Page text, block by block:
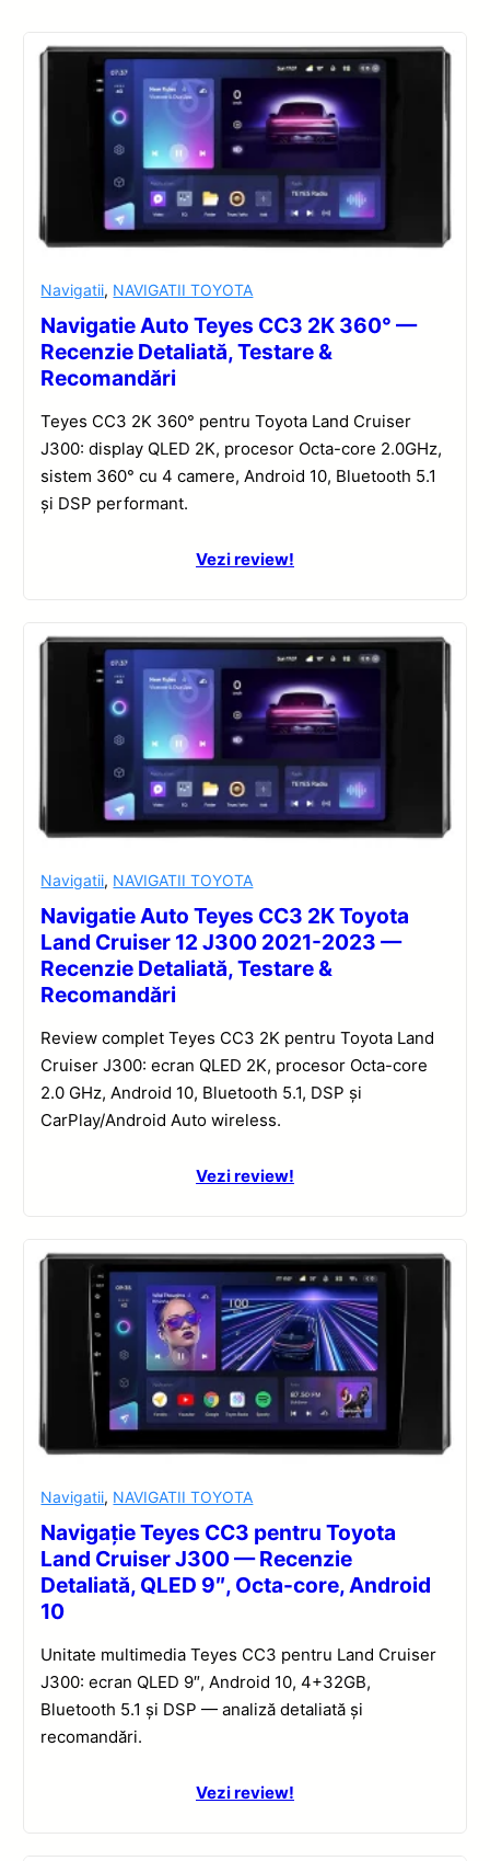
Navigatii, NAVIGATII TOYOTA
Navigatie Auto Teyes CC3 2K 360° —
Recenzie Detaliată, Testare &
Recomandări
Teyes CC3 2K 360° pentru Toyota Land Cruiser
J300: display QLED 2K, procesor Octa-core 2.0GHz,
sistem 360° cu 4 camere, Android 10, Bluetooth 5.1
și DSP performant.
Vezi review!
Navigatii, NAVIGATII TOYOTA
Navigatie Auto Teyes CC3 2K Toyota
Land Cruiser 12 J300 2021-2023 —
Recenzie Detaliată, Testare &
Recomandări
Review complet Teyes CC3 2K pentru Toyota Land
Cruiser J300: ecran QLED 2K, procesor Octa-core
2.0 GHz, Android 10, Bluetooth 5.1, DSP și
CarPlay/Android Auto wireless.
Vezi review!
Navigatii, NAVIGATII TOYOTA
Navigație Teyes CC3 pentru Toyota
Land Cruiser J300 — Recenzie
Detaliată, QLED 9″, Octa-core, Android
10
Unitate multimedia Teyes CC3 pentru Land Cruiser
J300: ecran QLED 9″, Android 10, 4+32GB,
Bluetooth 5.1 și DSP — analiză detaliată și
recomandări.
Vezi review!